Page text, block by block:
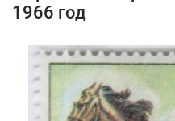
1966 год